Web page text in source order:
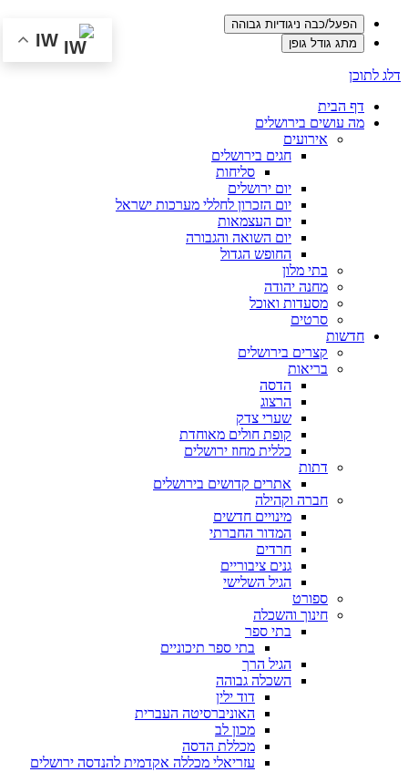
הפעל/כבה ניגודיות גבוהה
מתג גודל גופן
דלג לתוכן
דף הבית
מה עושים בירושלים
אירועים
חגים בירושלים
סליחות
יום ירושלים
יום הזכרון לחללי מערכות ישראל
יום העצמאות
יום השואה והגבורה
החופש הגדול
בתי מלון
מחנה יהודה
מסעדות ואוכל
סרטים
חדשות
קצרים בירושלים
בריאות
הדסה
הרצוג
שערי צדק
קופת חולים מאוחדת
כללית מחוז ירושלים
דתות
אתרים קדושים בירושלים
חברה וקהילה
מינויים חדשים
המדור החברתי
חרדים
גנים ציבוריים
הגיל השלישי
ספורט
חינוך והשכלה
בתי ספר
בתי ספר תיכוניים
הגיל הרך
השכלה גבוהה
דוד ילין
האוניברסיטה העברית
מכון לב
מכללת הדסה
עזריאלי מכללה אקדמית להנדסה ירושלים
IW